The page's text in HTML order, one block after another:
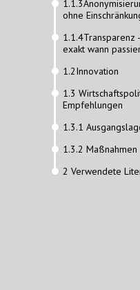
ohne
1.1.4Transparenz
exakt wann
1.2Innovation
1.3
Empfehlungen
1.3.1
1.3.2 Maßnahmen
2 Verwendete